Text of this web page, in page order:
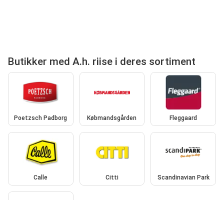
Butikker med A.h. riise i deres sortiment
Poetzsch Padborg Købmandsgården Fleggaard
Calle Citti Scandinavian Park